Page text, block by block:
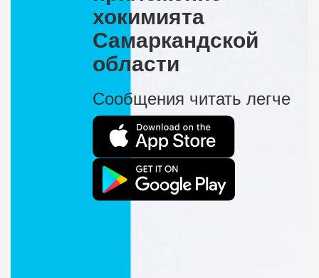
хокимията
Самаркандской
области
Сообщения читать легче